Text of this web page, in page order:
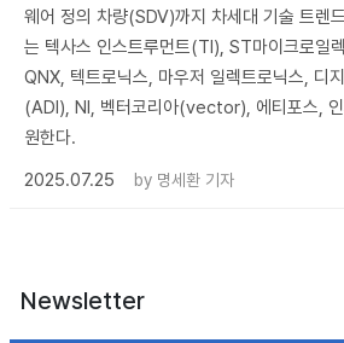
웨어 정의 차량(SDV)까지 차세대 기술 트렌
는 텍사스 인스트루먼트(TI), ST마이크로일
QNX, 텍트로닉스, 마우저 일렉트로닉스, 디
(ADI), NI, 벡터코리아(vector), 에티포스, 인
원한다.
2025.07.25
by 명세환 기자
Newsletter